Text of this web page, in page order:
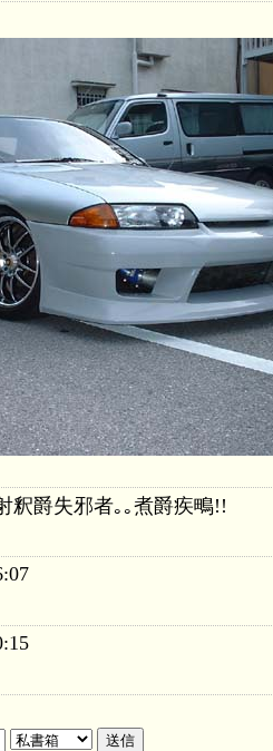
釈爵失邪者｡｡煮爵疾鴫!!